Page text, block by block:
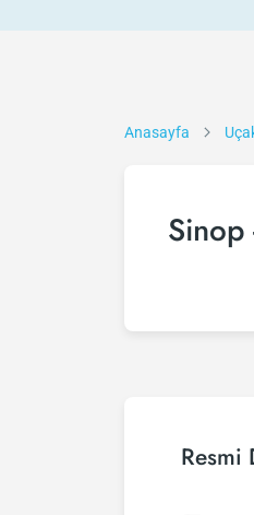
Anasayfa
Sinop
Resmi